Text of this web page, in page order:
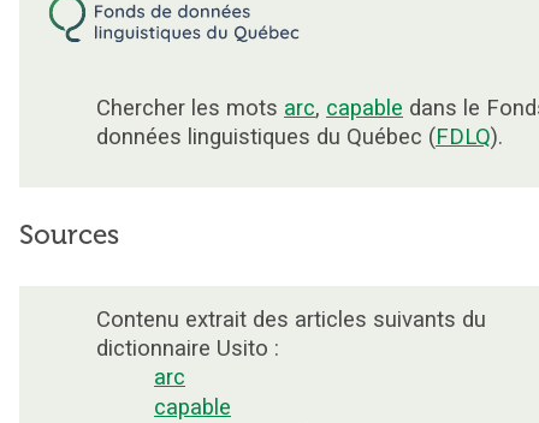
Chercher les mots arc, capable dans le
données linguistiques du Québec (FDLQ).
Sources
Contenu extrait des articles suivants du
dictionnaire Usito :
arc
capable